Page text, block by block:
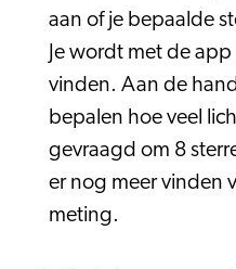
aan of je bepaalde
Je wordt met de
vinden. Aan de
bepalen hoe veel
gevraagd om 8
er nog meer vinden
meting.